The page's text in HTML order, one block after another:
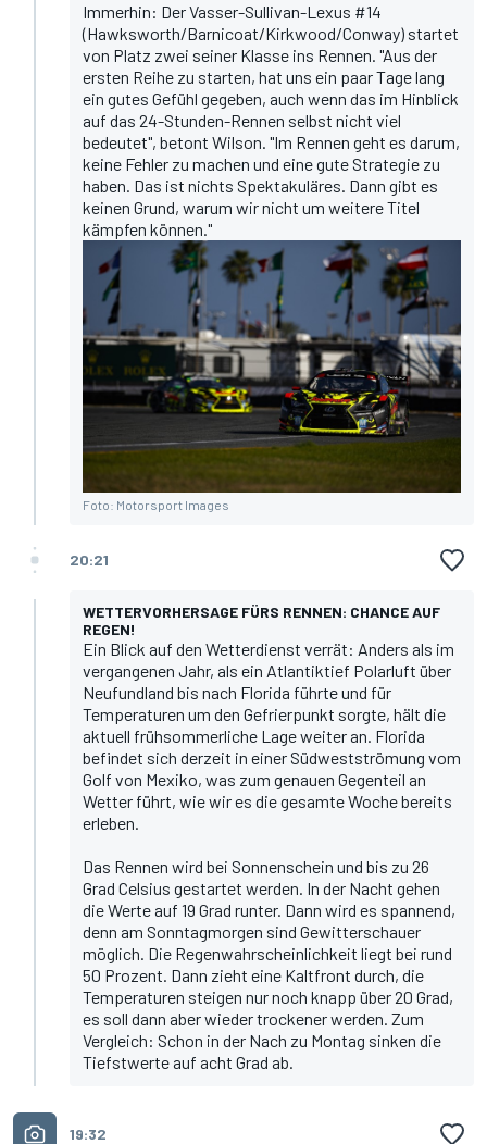
Immerhin: Der Vasser-Sullivan-Lexus #14
(Hawksworth/Barnicoat/Kirkwood/Conway) startet
von Platz zwei seiner Klasse ins Rennen. "Aus der
ersten Reihe zu starten, hat uns ein paar Tage lang
ein gutes Gefühl gegeben, auch wenn das im Hinblick
auf das 24-Stunden-Rennen selbst nicht viel
bedeutet", betont Wilson. "Im Rennen geht es darum,
keine Fehler zu machen und eine gute Strategie zu
haben. Das ist nichts Spektakuläres. Dann gibt es
keinen Grund, warum wir nicht um weitere Titel
kämpfen können."
Foto: Motorsport Images
20:21
WETTERVORHERSAGE FÜRS RENNEN: CHANCE AUF
REGEN!
Ein Blick auf den Wetterdienst verrät: Anders als im
vergangenen Jahr, als ein Atlantiktief Polarluft über
Neufundland bis nach Florida führte und für
Temperaturen um den Gefrierpunkt sorgte, hält die
aktuell frühsommerliche Lage weiter an. Florida
befindet sich derzeit in einer Südwestströmung vom
Golf von Mexiko, was zum genauen Gegenteil an
Wetter führt, wie wir es die gesamte Woche bereits
erleben.
Das Rennen wird bei Sonnenschein und bis zu 26
Grad Celsius gestartet werden. In der Nacht gehen
die Werte auf 19 Grad runter. Dann wird es spannend,
denn am Sonntagmorgen sind Gewitterschauer
möglich. Die Regenwahrscheinlichkeit liegt bei rund
50 Prozent. Dann zieht eine Kaltfront durch, die
Temperaturen steigen nur noch knapp über 20 Grad,
es soll dann aber wieder trockener werden. Zum
Vergleich: Schon in der Nach zu Montag sinken die
Tiefstwerte auf acht Grad ab.
19:32